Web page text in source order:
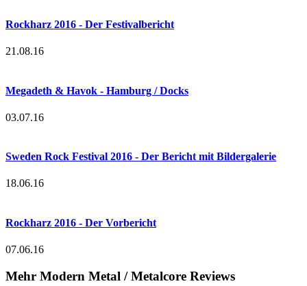
Rockharz 2016 - Der Festivalbericht
21.08.16
Megadeth & Havok - Hamburg / Docks
03.07.16
Sweden Rock Festival 2016 - Der Bericht mit Bildergalerie
18.06.16
Rockharz 2016 - Der Vorbericht
07.06.16
Mehr Modern Metal / Metalcore Reviews